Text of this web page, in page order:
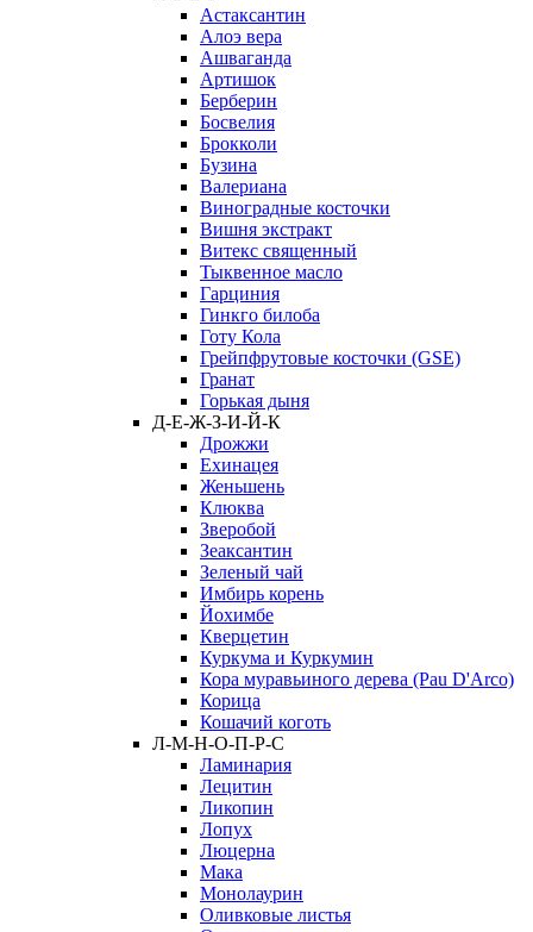
Астаксантин
Алоэ вера
Ашваганда
Артишок
Берберин
Босвелия
Брокколи
Бузина
Валериана
Виноградные косточки
Вишня экстракт
Витекс священный
Тыквенное масло
Гарциния
Гинкго билоба
Готу Кола
Грейпфрутовые косточки (GSE)
Гранат
Горькая дыня
Д-Е-Ж-З-И-Й-К
Дрожжи
Ехинацея
Женьшень
Клюква
Зверобой
Зеаксантин
Зеленый чай
Имбирь корень
Йохимбе
Кверцетин
Куркума и Куркумин
Кора муравьиного дерева (Pau D'Arco)
Корица
Кошачий коготь
Л-М-Н-О-П-Р-С
Ламинария
Лецитин
Ликопин
Лопух
Люцерна
Мака
Монолаурин
Оливковые листья